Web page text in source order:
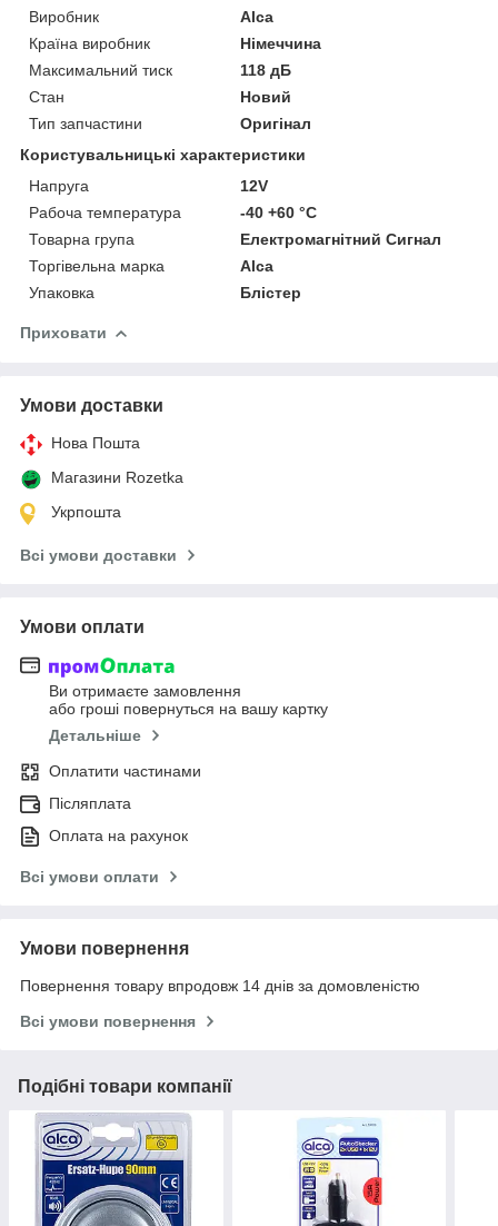
Виробник
Alca
Країна виробник
Німеччина
Максимальний тиск
118 дБ
Стан
Новий
Тип запчастини
Оригінал
Користувальницькі характеристики
Напруга
12V
Рабоча температура
-40 +60 °С
Товарна група
Електромагнітний Сигнал
Торгівельна марка
Alca
Упаковка
Блістер
Приховати
Умови доставки
Нова Пошта
Магазини Rozetka
Укрпошта
Всі умови доставки
Умови оплати
Ви отримаєте замовлення
або гроші повернуться на вашу картку
Детальніше
Оплатити частинами
Післяплата
Оплата на рахунок
Всі умови оплати
Умови повернення
Повернення товару впродовж 14 днів за домовленістю
Всі умови повернення
Подібні товари компанії